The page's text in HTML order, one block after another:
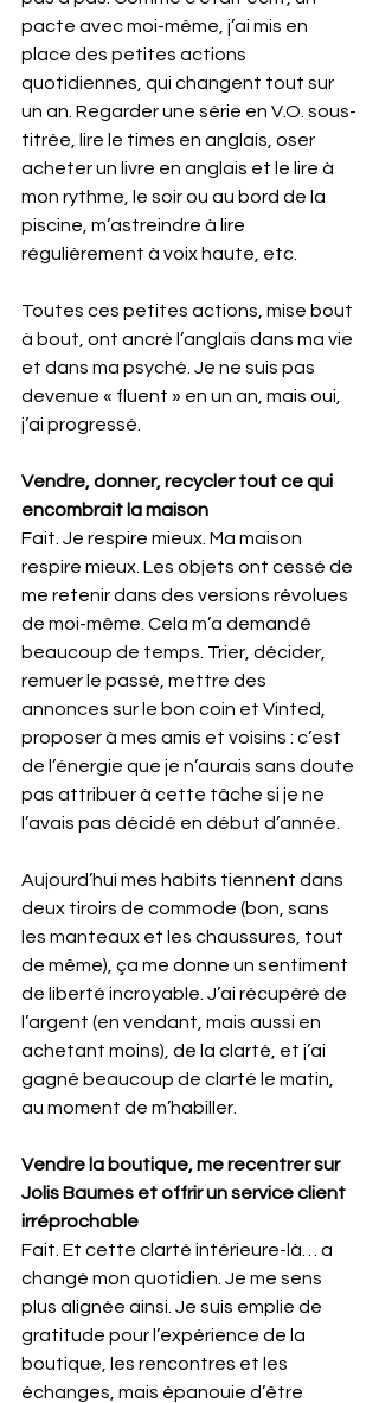
pacte avec moi-même, j’ai mis en
place des petites actions
quotidiennes, qui changent tout sur
un an. Regarder une série en V.O. sous-
titrée, lire le times en anglais, oser
acheter un livre en anglais et le lire à
mon rythme, le soir ou au bord de la
piscine, m’astreindre à lire
régulièrement à voix haute, etc.
Toutes ces petites actions, mise bout
à bout, ont ancré l’anglais dans ma vie
et dans ma psyché. Je ne suis pas
devenue « fluent » en un an, mais oui,
j’ai progressé.
Vendre, donner, recycler tout ce qui
encombrait la maison
Fait. Je respire mieux. Ma maison
respire mieux. Les objets ont cessé de
me retenir dans des versions révolues
de moi-même. Cela m’a demandé
beaucoup de temps. Trier, décider,
remuer le passé, mettre des
annonces sur le bon coin et Vinted,
proposer à mes amis et voisins : c’est
de l’énergie que je n’aurais sans doute
pas attribuer à cette tâche si je ne
l’avais pas décidé en début d’année.
Aujourd’hui mes habits tiennent dans
deux tiroirs de commode (bon, sans
les manteaux et les chaussures, tout
de même), ça me donne un sentiment
de liberté incroyable. J’ai récupéré de
l’argent (en vendant, mais aussi en
achetant moins), de la clarté, et j’ai
gagné beaucoup de clarté le matin,
au moment de m’habiller.
Vendre la boutique, me recentrer sur
Jolis Baumes et offrir un service client
irréprochable
Fait. Et cette clarté intérieure-là… a
changé mon quotidien. Je me sens
plus alignée ainsi. Je suis emplie de
gratitude pour l’expérience de la
boutique, les rencontres et les
échanges, mais épanouie d’être